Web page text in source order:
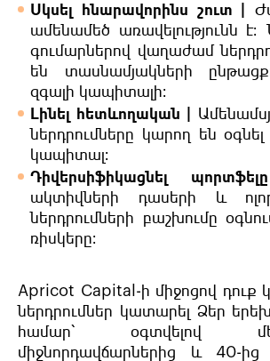
Սկսել հնարավորինս շուտ |
ամենամեծ առավելությունն է։
գումարներով վաղաժամ
են տասնամյակների
զգալի կապիտալի։
Լինել հետևողական |
ներդրումները կարող են
կապիտալ։
Դիվերսիֆիկացնել
ակտիվների դասերի և
ներդրումների բաշխումը
ռիսկերը։
Apricot Capital-ի միջոցով դուք
ներդրումներ կատարել Ձեր
համար՝ օգտվելով
միջնորդավճարներից և 40-ից